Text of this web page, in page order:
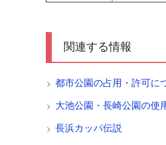
関連する情報
都市公園の占用・許可に
大池公園・長崎公園の使
長浜カッパ伝説